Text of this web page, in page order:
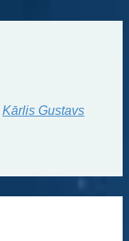
Kārlis Gustavs